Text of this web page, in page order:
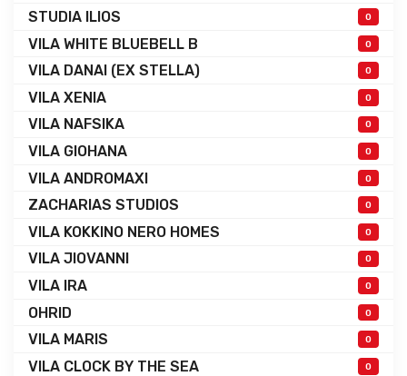
STUDIA ILIOS 0
VILA WHITE BLUEBELL B 0
VILA DANAI (EX STELLA) 0
VILA XENIA 0
VILA NAFSIKA 0
VILA GIOHANA 0
VILA ANDROMAXI 0
ZACHARIAS STUDIOS 0
VILA KOKKINO NERO HOMES 0
VILA JIOVANNI 0
VILA IRA 0
OHRID 0
VILA MARIS 0
VILA CLOCK BY THE SEA 0